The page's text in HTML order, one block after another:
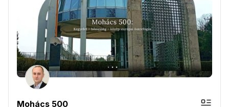
Mohács 500